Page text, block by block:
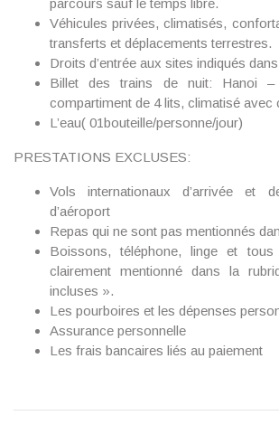
parcours sauf le temps libre.
Véhicules privées, climatisés,
transferts et déplacements terrestres.
Droits d’entrée aux sites indiqués
Billet des trains de nuit: Hanoi
compartiment de 4 lits, climatisé avec
L’eau( 01bouteille/personne/jour)
PRESTATIONS EXCLUSES:
Vols internationaux d’arrivée et
d’aéroport
Repas qui ne sont pas mentionnés
Boissons, téléphone, linge et
clairement mentionné dans la
incluses ».
Les pourboires et les dépenses
Assurance personnelle
Les frais bancaires liés au paiement